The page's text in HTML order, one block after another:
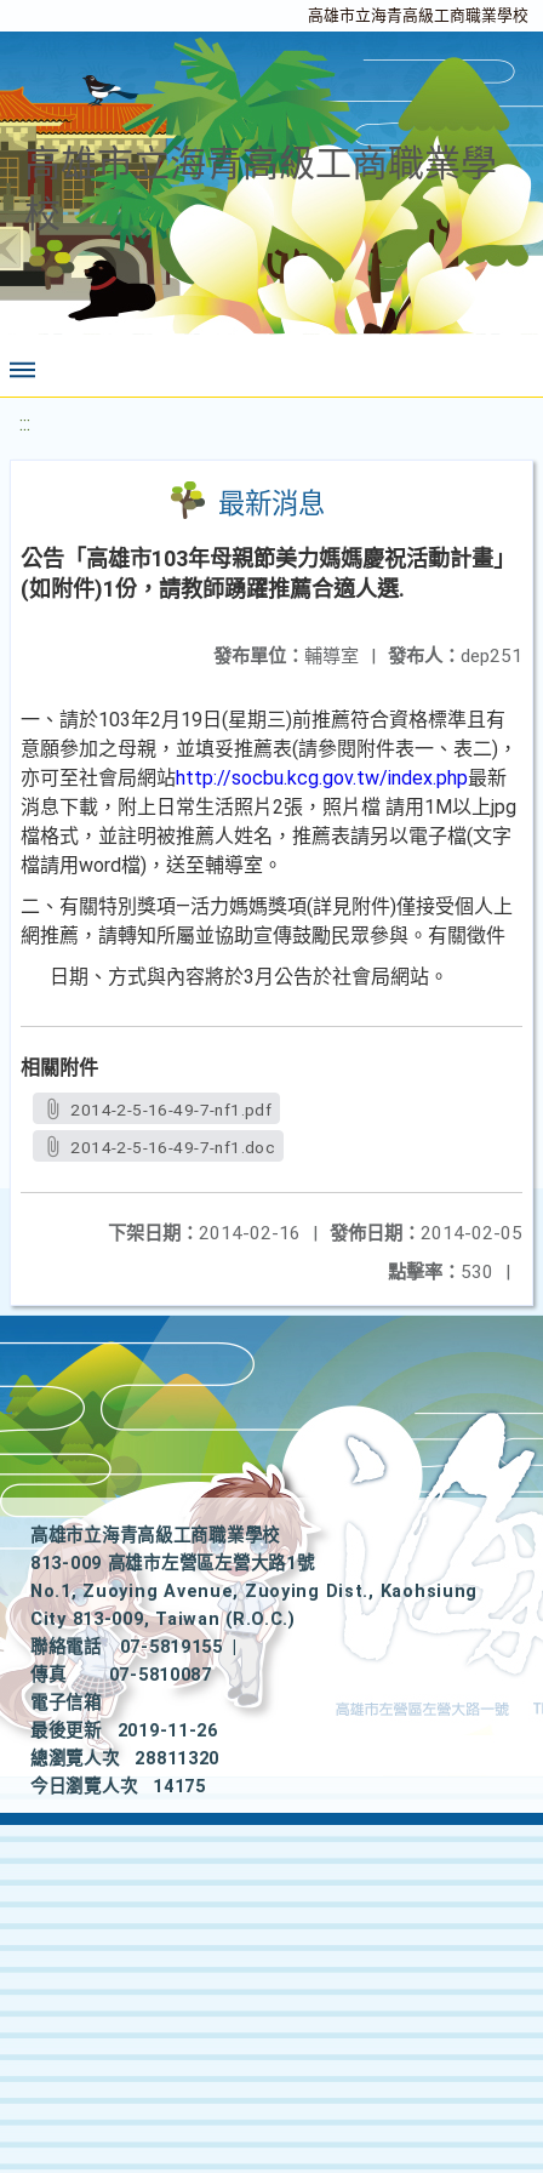
高雄市立海青高級工商職業學校
高雄市立海青高級工商職業學
校
:::
最新消息
公告「高雄市103年母親節美力媽媽慶祝活動計畫」
(如附件)1份，請教師踴躍推薦合適人選.
發布人： dep251
發布單位： 輔導室 |
一、請於103年2月19日(星期三)前推薦符合資格標準且有
意願參加之母親，並填妥推薦表(請參閱附件表一、表二)，
亦可至社會局網站http://socbu.kcg.gov.tw/index.php最新
消息下載，附上日常生活照片2張，照片檔 請用1M以上jpg
檔格式，並註明被推薦人姓名，推薦表請另以電子檔(文字
檔請用word檔)，送至輔導室。
二、有關特別獎項—活力媽媽獎項(詳見附件)僅接受個人上
網推薦，請轉知所屬並協助宣傳鼓勵民眾參與。有關徵件
日期、方式與內容將於3月公告於社會局網站。
相關附件
2014-2-5-16-49-7-nf1.pdf
2014-2-5-16-49-7-nf1.doc
發佈日期： 2014-02-05
下架日期： 2014-02-16
|
點擊率： 530 |
高雄市立海青高級工商職業學校
813-009 高雄市左營區左營大路1號
No.1, Zuoying Avenue, Zuoying Dist., Kaohsiung
City 813-009, Taiwan (R.O.C.)
聯絡電話
07-5819155
|
傳真
07-5810087
電子信箱
最後更新
2019-11-26
總瀏覽人次
28811320
今日瀏覽人次
14175